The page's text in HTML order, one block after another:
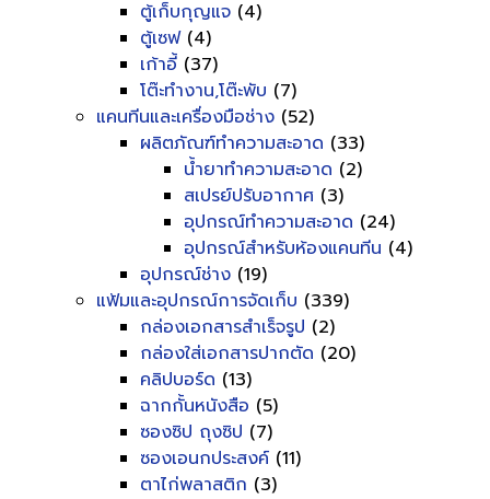
ตู้เก็บกุญแจ (4)
ตู้เซฟ(4)
เก้าอี้ (37)
โต๊ะทำงาน,โต๊ะพับ (7)
แคนทีนและเครื่องมือช่าง (52)
ผลิตภัณฑ์ทำความสะอาด (33)
น้ำยาทำความสะอาด (2)
สเปรย์ปรับอากาศ (3)
อุปกรณ์ทำความสะอาด (24)
อุปกรณ์สำหรับห้องแคนทีน (4)
อุปกรณ์ช่าง (19)
แฟ้มและอุปกรณ์การจัดเก็บ (339)
กล่องเอกสารสำเร็จรูป (2)
กล่องใส่เอกสารปากตัด (20)
คลิปบอร์ด (13)
ฉากกั้นหนังสือ (5)
ซองซิป ถุงซิป (7)
ซองเอนกประสงค์ (11)
ตาไก่พลาสติก (3)